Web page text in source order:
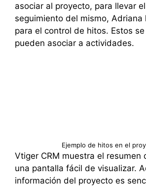
asociar al proyecto, para llevar
seguimiento del mismo, Adriana
para el control de hitos. Estos
pueden asociar a actividades.
Ejemplo de hitos en el
Vtiger CRM muestra el resumen
una pantalla fácil de visualizar.
información del proyecto es